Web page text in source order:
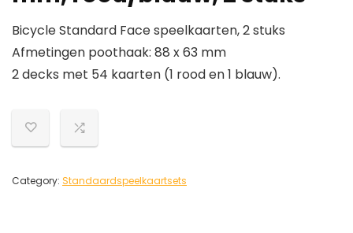
Bicycle Standard Face speelkaarten, 2 stuks
Afmetingen poothaak: 88 x 63 mm
2 decks met 54 kaarten (1 rood en 1 blauw).
Category: Standaardspeelkaartsets